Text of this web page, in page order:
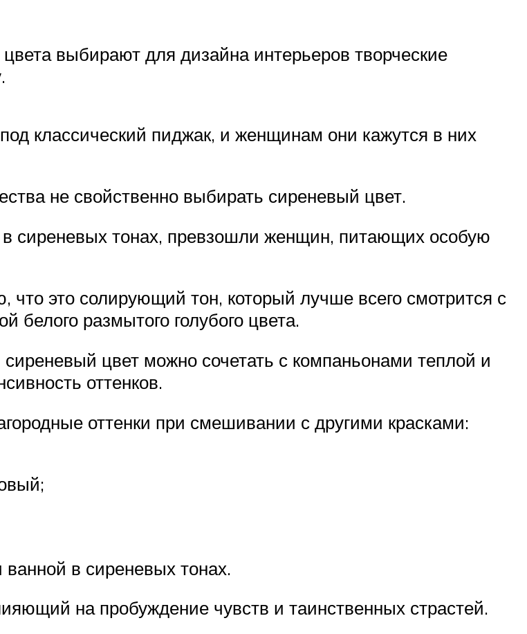
выбирают для дизайна интерьеров творческие
классический пиджак, и женщинам они кажутся в них
не свойственно выбирать сиреневый цвет.
сиреневых тонах, превзошли женщин, питающих особую
это солирующий тон, который лучше всего смотрится с
белого размытого голубого цвета.
цвет можно сочетать с компаньонами теплой и
оттенков.
оттенки при смешивании с другими красками:
в сиреневых тонах.
на пробуждение чувств и таинственных страстей.